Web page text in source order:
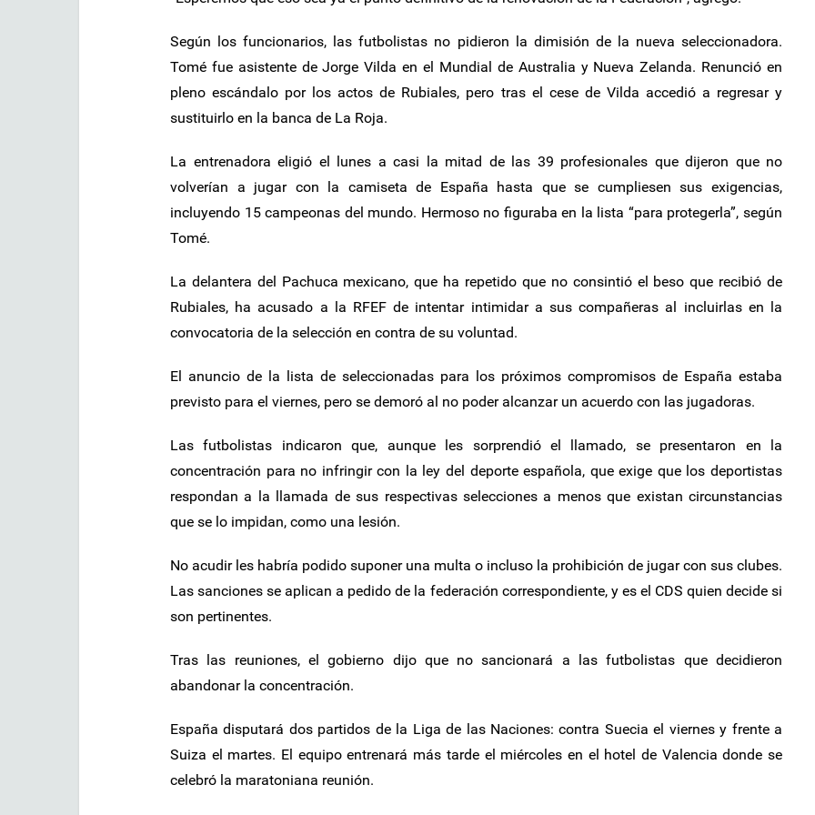
Según los funcionarios, las futbolistas no pidieron la dimisión de la nueva seleccionadora.
Tomé fue asistente de Jorge Vilda en el Mundial de Australia y Nueva Zelanda. Renunció en
pleno escándalo por los actos de Rubiales, pero tras el cese de Vilda accedió a regresar y
sustituirlo en la banca de La Roja.
La entrenadora eligió el lunes a casi la mitad de las 39 profesionales que dijeron que no
volverían a jugar con la camiseta de España hasta que se cumpliesen sus exigencias,
incluyendo 15 campeonas del mundo. Hermoso no figuraba en la lista “para protegerla”, según
Tomé.
La delantera del Pachuca mexicano, que ha repetido que no consintió el beso que recibió de
Rubiales, ha acusado a la RFEF de intentar intimidar a sus compañeras al incluirlas en la
convocatoria de la selección en contra de su voluntad.
El anuncio de la lista de seleccionadas para los próximos compromisos de España estaba
previsto para el viernes, pero se demoró al no poder alcanzar un acuerdo con las jugadoras.
Las futbolistas indicaron que, aunque les sorprendió el llamado, se presentaron en la
concentración para no infringir con la ley del deporte española, que exige que los deportistas
respondan a la llamada de sus respectivas selecciones a menos que existan circunstancias
que se lo impidan, como una lesión.
No acudir les habría podido suponer una multa o incluso la prohibición de jugar con sus clubes.
Las sanciones se aplican a pedido de la federación correspondiente, y es el CDS quien decide si
son pertinentes.
Tras las reuniones, el gobierno dijo que no sancionará a las futbolistas que decidieron
abandonar la concentración.
España disputará dos partidos de la Liga de las Naciones: contra Suecia el viernes y frente a
Suiza el martes. El equipo entrenará más tarde el miércoles en el hotel de Valencia donde se
celebró la maratoniana reunión.